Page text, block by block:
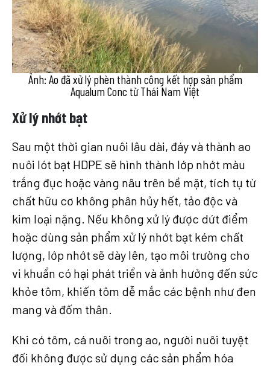
Ảnh: Ao đã xử lý phèn thành công kết hợp sản phẩm
Aqualum Conc từ Thái Nam Việt
Xử lý nhớt bạt
Sau một thời gian nuôi lâu dài, đáy và thành ao
nuôi lót bạt HDPE sẽ hình thành lớp nhớt màu
trắng đục hoặc vàng nâu trên bề mặt, tích tụ từ
chất hữu cơ không phân hủy hết, tảo độc và
kim loại nặng. Nếu không xử lý được dứt điểm
hoặc dùng sản phẩm xử lý nhớt bạt kém chất
lượng, lớp nhớt sẽ dày lên, tạo môi trường cho
vi khuẩn có hại phát triển và ảnh hưởng đến sức
khỏe tôm, khiến tôm dễ mắc các bệnh như đen
mang và đốm thân.
Khi có tôm, cá nuôi trong ao, người nuôi tuyệt
đối không được sử dụng các sản phẩm hóa